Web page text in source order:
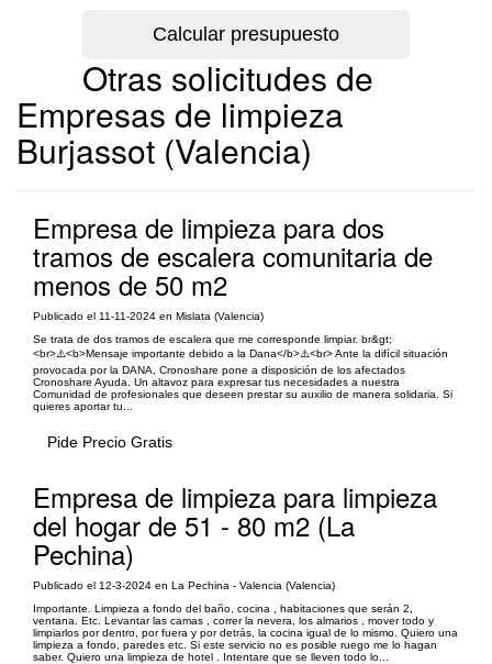
Otras solicitudes de
Empresas de limpieza
Burjassot (Valencia)
Empresa de limpieza para dos
tramos de escalera comunitaria de
menos de 50 m2
Publicado el 11-11-2024 en Mislata (Valencia)
Se trata de dos tramos de escalera que me corresponde limpiar. br&gt;
<br>⚠️<b>Mensaje importante debido a la Dana</b>⚠️<br> Ante la difícil situación
provocada por la DANA, Cronoshare pone a disposición de los afectados
Cronoshare Ayuda. Un altavoz para expresar tus necesidades a nuestra
Comunidad de profesionales que deseen prestar su auxilio de manera solidaria. Si
quieres aportar tu...
Pide Precio Gratis
Empresa de limpieza para limpieza
del hogar de 51 - 80 m2 (La
Pechina)
Publicado el 12-3-2024 en La Pechina - Valencia (Valencia)
Importante. Limpieza a fondo del baño, cocina , habitaciones que serán 2,
ventana. Etc. Levantar las camas , correr la nevera, los almarios , mover todo y
limpiarlos por dentro, por fuera y por detrás, la cocina igual de lo mismo. Quiero una
limpieza a fondo, paredes etc. Si este servicio no es posible ruego me lo hagan
saber. Quiero una limpieza de hotel . Intentare que se lleven todo lo...